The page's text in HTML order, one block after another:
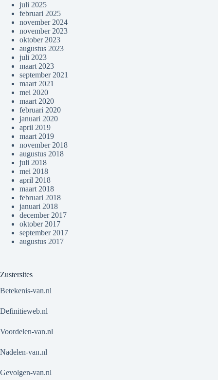
juli 2025
februari 2025
november 2024
november 2023
oktober 2023
augustus 2023
juli 2023
maart 2023
september 2021
maart 2021
mei 2020
maart 2020
februari 2020
januari 2020
april 2019
maart 2019
november 2018
augustus 2018
juli 2018
mei 2018
april 2018
maart 2018
februari 2018
januari 2018
december 2017
oktober 2017
september 2017
augustus 2017
Zustersites
Betekenis-van.nl
Definitieweb.nl
Voordelen-van.nl
Nadelen-van.nl
Gevolgen-van.nl